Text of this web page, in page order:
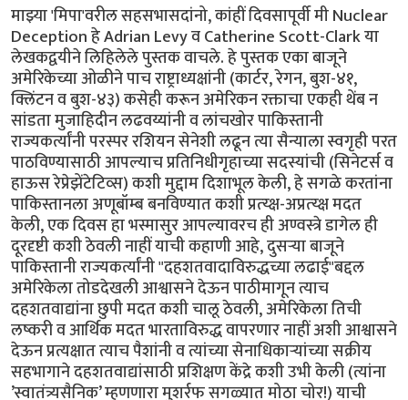
माझ्या 'मिपा'वरील सहसभासदांनो, कांहीं दिवसापूर्वी मी Nuclear
Deception हे Adrian Levy व Catherine Scott-Clark या
लेखकद्वयीने लिहिलेले पुस्तक वाचले. हे पुस्तक एका बाजूने
अमेरिकेच्या ओळीने पाच राष्ट्राध्यक्षांनी (कार्टर, रेगन, बुश-४१,
क्लिंटन व बुश-४३) कसेही करून अमेरिकन रक्ताचा एकही थेंब न
सांडता मुजाहिदीन लढवय्यांनी व लांचखोर पाकिस्तानी
राज्यकर्त्यांनी परस्पर रशियन सेनेशी लढून त्या सैन्याला स्वगृही परत
पाठविण्यासाठी आपल्याच प्रतिनिधीगृहाच्या सदस्यांची (सिनेटर्स व
हाऊस रेप्रेझेंटेटिव्स) कशी मुद्दाम दिशाभूल केली, हे सगळे करतांना
पाकिस्तानला अणूबॉम्ब बनविण्यात कशी प्रत्य्क्ष-अप्रत्य्क्ष मदत
केली, एक दिवस हा भस्मासुर आपल्यावरच ही अण्वस्त्रे डागेल ही
दूरदृष्टी कशी ठेवली नाहीं याची कहाणी आहे, दुसर्‍या बाजूने
पाकिस्तानी राज्यकर्त्यांनी "दहशतवादाविरुद्धच्या लढाई"बद्दल
अमेरिकेला तोडदेखली आश्वासने देऊन पाठीमागून त्याच
दहशतवाद्यांना छुपी मदत कशी चालू ठेवली, अमेरिकेला तिची
लष्करी व आर्थिक मदत भारताविरुद्ध वापरणार नाहीं अशी आश्वासने
देऊन प्रत्यक्षात त्याच पैशांनी व त्यांच्या सेनाधिकार्‍यांच्या सक्रीय
सहभागाने दहशतवाद्यांसाठी प्रशिक्षण केंद्रे कशी उभी केली (त्यांना
’स्वातंत्र्यसैनिक’ म्हणणारा मुशर्रफ सगळ्यात मोठा चोर!) याची